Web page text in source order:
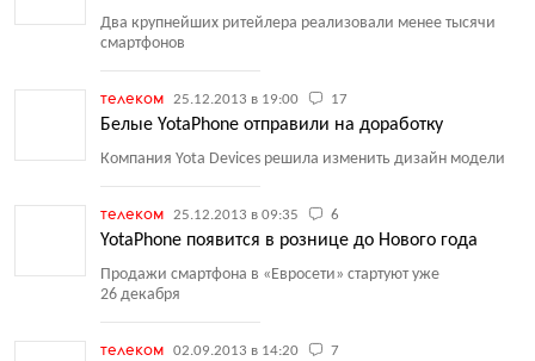
Два крупнейших ритейлера реализовали менее тысячи
смартфонов
телеком 25.12.2013 в 19:00 17
Белые YotaPhone отправили на доработку
Компания Yota Devices решила изменить дизайн модели
телеком 25.12.2013 в 09:35 6
YotaPhone появится в рознице до Нового года
Продажи смартфона в «Евросети» стартуют уже
26 декабря
телеком 02.09.2013 в 14:20 7